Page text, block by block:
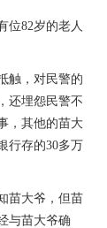
位82岁的老人
触，对民警的
还埋怨民警不
，其他的苗大
行存的30多万
苗大爷，但苗
与苗大爷确